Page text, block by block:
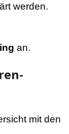
werden.
an.
mit den